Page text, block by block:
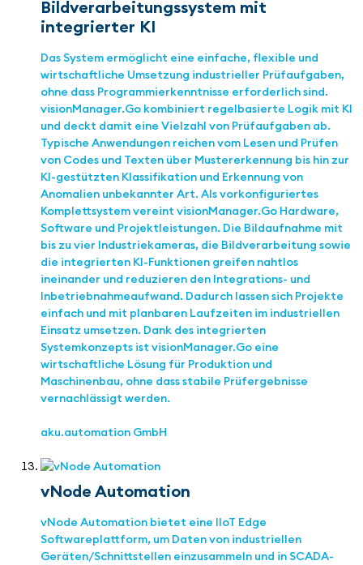
Bildverarbeitungssystem mit
integrierter KI
Das System ermöglicht eine einfache, flexible und
wirtschaftliche Umsetzung industrieller Prüfaufgaben,
ohne dass Programmierkenntnisse erforderlich sind.
visionManager.Go kombiniert regelbasierte Logik mit KI
und deckt damit eine Vielzahl von Prüfaufgaben ab.
Typische Anwendungen reichen vom Lesen und Prüfen
von Codes und Texten über Mustererkennung bis hin zur
KI-gestützten Klassifikation und Erkennung von
Anomalien unbekannter Art. Als vorkonfiguriertes
Komplettsystem vereint visionManager.Go Hardware,
Software und Projektleistungen. Die Bildaufnahme mit
bis zu vier Industriekameras, die Bildverarbeitung sowie
die integrierten KI-Funktionen greifen nahtlos
ineinander und reduzieren den Integrations- und
Inbetriebnahmeaufwand. Dadurch lassen sich Projekte
einfach und mit planbaren Laufzeiten im industriellen
Einsatz umsetzen. Dank des integrierten
Systemkonzepts ist visionManager.Go eine
wirtschaftliche Lösung für Produktion und
Maschinenbau, ohne dass stabile Prüfergebnisse
vernachlässigt werden.
aku.automation GmbH
vNode Automation
vNode Automation bietet eine IIoT Edge
Softwareplattform, um Daten von industriellen
Geräten/Schnittstellen einzusammeln und in SCADA-